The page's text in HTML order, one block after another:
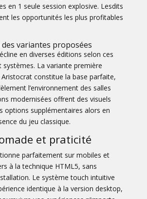
en 1 seule session explosive. Lesdits
les opportunités les plus profitables
variantes proposées
en diverses éditions selon ces
systèmes. La variante première
constitue la base parfaite,
l’environnement des salles
modernisées offrent des visuels
options supplémentaires alors en
du jeu classique.
et praticité
parfaitement sur mobiles et
à la technique HTML5, sans
Le système touch intuitive
identique à la version desktop,